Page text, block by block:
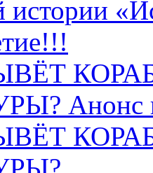
истории
Анонс